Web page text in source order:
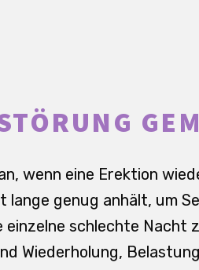
wenn eine Erektion
genug anhält, um
einzelne schlechte Nacht
Wiederholung,